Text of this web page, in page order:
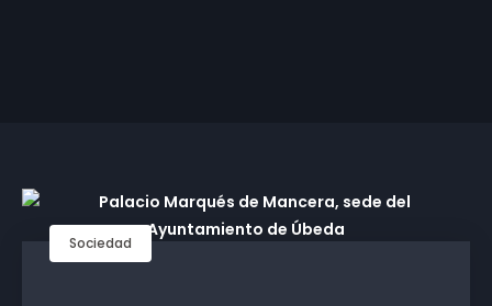
Sociedad